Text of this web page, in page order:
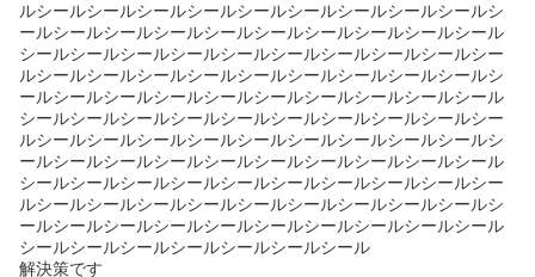
ルシールシールシールシールシールシールシールシールシールシ
ールシールシールシールシールシールシールシールシールシール
シールシールシールシールシールシールシールシールシールシー
ルシールシールシールシールシールシールシールシールシールシ
ールシールシールシールシールシールシールシールシールシール
シールシールシールシールシールシールシールシールシールシー
ルシールシールシールシールシールシールシールシールシールシ
ールシールシールシールシールシールシールシールシールシール
シールシールシールシールシールシールシールシールシールシー
ルシールシールシールシールシールシールシールシールシールシ
ールシールシールシールシールシールシールシールシールシール
シールシールシールシールシールシールシール
解決策です